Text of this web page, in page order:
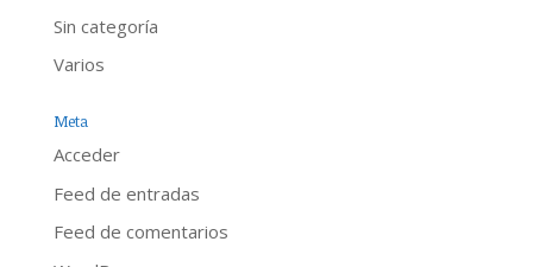
Sin categoría
Varios
Meta
Acceder
Feed de entradas
Feed de comentarios